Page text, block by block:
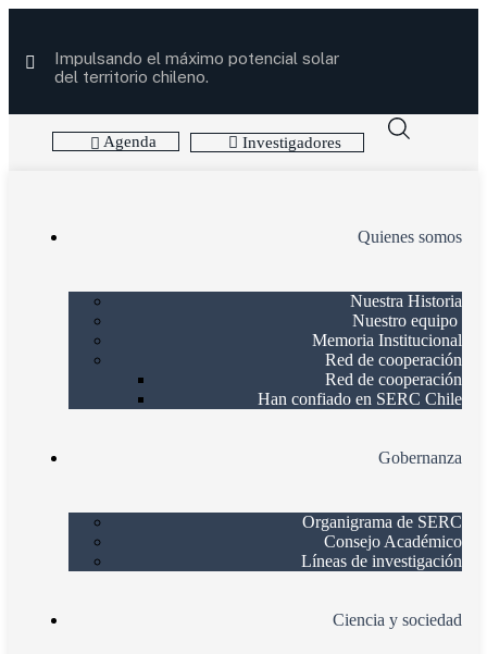
Impulsando el máximo potencial solar
del territorio chileno.
Agenda Investigadores
Quienes somos
Nuestra Historia
Nuestro equipo
Memoria Institucional
Red de cooperación
Red de cooperación
Han confiado en SERC Chile
Gobernanza
Organigrama de SERC
Consejo Académico
Líneas de investigación
Ciencia y sociedad